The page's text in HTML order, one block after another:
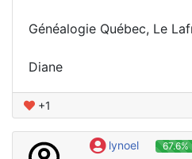
Généalogie Québec, Le
Diane
+1
lynoel